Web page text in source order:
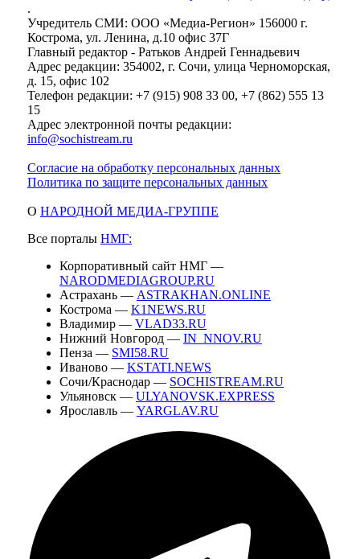
.
Учредитель СМИ: ООО «Медиа-Регион» 156000 г.
Кострома, ул. Ленина, д.10 офис 37Г
Главный редактор - Ратьков Андрей Геннадьевич
Адрес редакции: 354002, г. Сочи, улица Черноморская,
д. 15, офис 102
Телефон редакции: +7 (915) 908 33 00, +7 (862) 555 13
15
Адрес электронной почты редакции:
info@sochistream.ru
Согласие на обработку персональных данных
Политика по защите персональных данных
О НАРОДНОЙ МЕДИА-ГРУППЕ
Все порталы НМГ:
Корпоративный сайт НМГ —
NARODMEDIAGROUP.RU
Астрахань — ASTRAKHAN.ONLINE
Кострома — K1NEWS.RU
Владимир — VLAD33.RU
Нижний Новгород — IN_NNOV.RU
Пенза — SMI58.RU
Иваново — KSTATI.NEWS
Сочи/Краснодар — SOCHISTREAM.RU
Ульяновск — ULYANOVSK.EXPRESS
Ярославль — YARGLAV.RU